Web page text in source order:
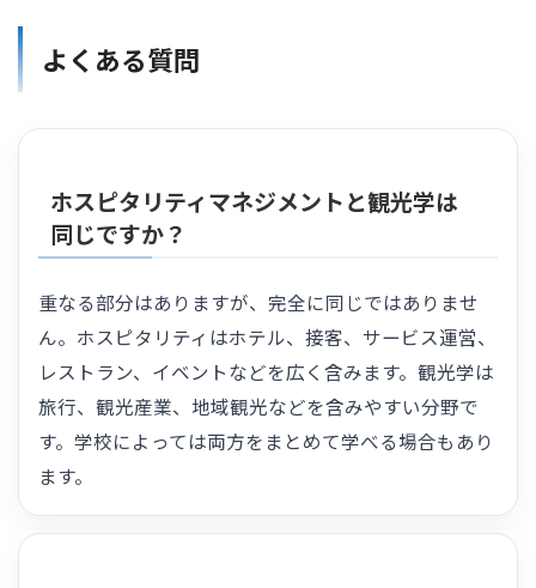
よくある質問
ホスピタリティマネジメントと観光学は
同じですか？
重なる部分はありますが、完全に同じではありませ
ん。ホスピタリティはホテル、接客、サービス運営、
レストラン、イベントなどを広く含みます。観光学は
旅行、観光産業、地域観光などを含みやすい分野で
す。学校によっては両方をまとめて学べる場合もあり
ます。